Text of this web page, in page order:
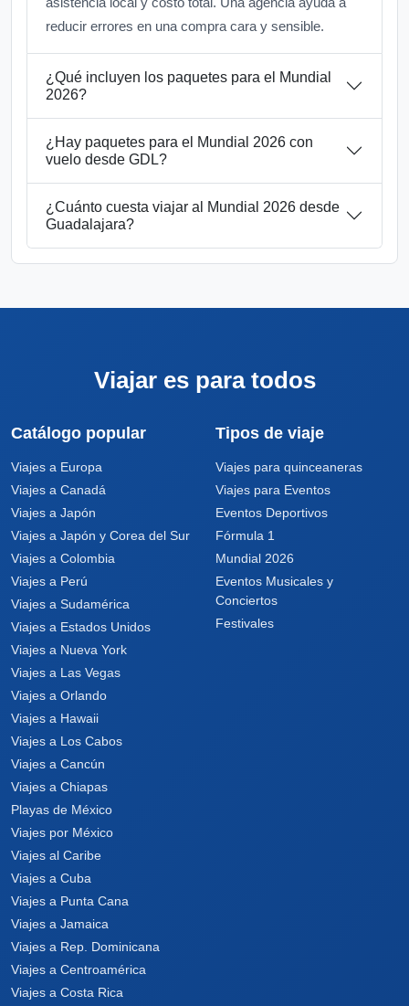
reducir errores en una compra cara y sensible.
¿Qué incluyen los paquetes para el Mundial
2026?
¿Hay paquetes para el Mundial 2026 con
vuelo desde GDL?
¿Cuánto cuesta viajar al Mundial 2026 desde
Guadalajara?
Viajar es para todos
Catálogo popular
Viajes a Europa
Viajes a Canadá
Viajes a Japón
Viajes a Japón y Corea del Sur
Viajes a Colombia
Viajes a Perú
Viajes a Sudamérica
Viajes a Estados Unidos
Viajes a Nueva York
Viajes a Las Vegas
Viajes a Orlando
Viajes a Hawaii
Viajes a Los Cabos
Viajes a Cancún
Viajes a Chiapas
Playas de México
Viajes por México
Viajes al Caribe
Viajes a Cuba
Viajes a Punta Cana
Viajes a Jamaica
Viajes a Rep. Dominicana
Viajes a Centroamérica
Viajes a Costa Rica
Tipos de viaje
Viajes para quinceaneras
Viajes para Eventos
Eventos Deportivos
Fórmula 1
Mundial 2026
Eventos Musicales y
Conciertos
Festivales